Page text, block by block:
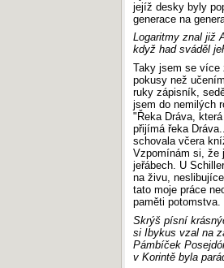
jejíž desky byly
generace na
Logaritmy znal již
když had sváděl
Taky jsem se více
pokusy než
ruky zápisník,
jsem do nemilých
"Řeka Dráva,
přijímá řeka
schovala včera
Vzpomínám si, že
jeřábech. U
na živu,
tato moje práce
paměti
Skrýš písní
si Ibykus vzal na
Pámbíček
v Korintě byla